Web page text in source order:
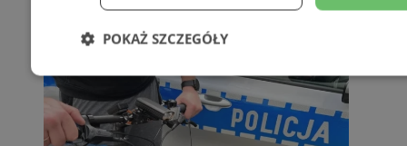
POKAŻ SZCZEGÓŁY
Niezbędne Wydajność Targetowanie